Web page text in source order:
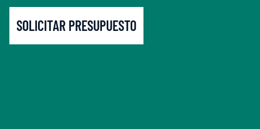
SOLICITAR PRESUPUESTO